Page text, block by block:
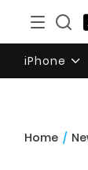
iPhone
Home /